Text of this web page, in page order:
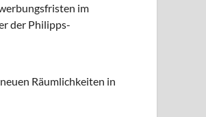
im
der Philipps-
Räumlichkeiten in